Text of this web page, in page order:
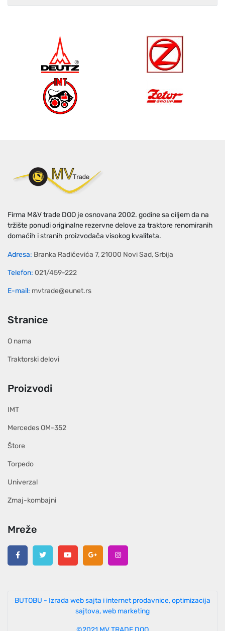
Firma M&V trade DOO je osnovana 2002. godine sa ciljem da na
tržište ponudi originalne rezervne delove za traktore renomiranih
domaćih i stranih proizvođača visokog kvaliteta.
Adresa: Branka Radičevića 7, 21000 Novi Sad, Srbija
Telefon: 021/459-222
E-mail: mvtrade@eunet.rs
Stranice
O nama
Traktorski delovi
Proizvodi
IMT
Mercedes OM-352
Štore
Torpedo
Univerzal
Zmaj-kombajni
Mreže
BUTOBU - Izrada web sajta i internet prodavnice, optimizacija
sajtova, web marketing